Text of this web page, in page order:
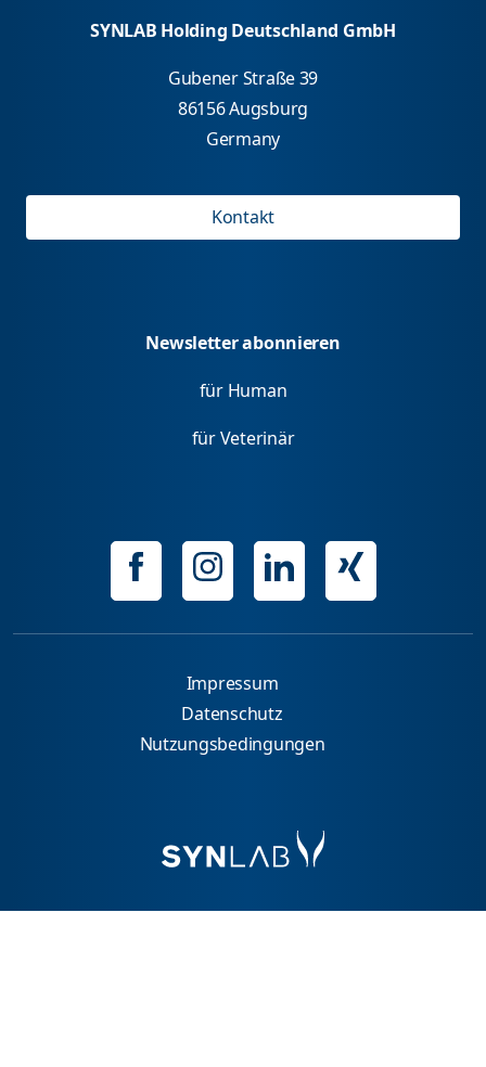
SYNLAB Holding Deutschland GmbH
Gubener Straße 39
86156 Augsburg
Germany
Kontakt
Newsletter abonnieren
für Human
für Veterinär
Impressum
Datenschutz
Nutzungsbedingungen